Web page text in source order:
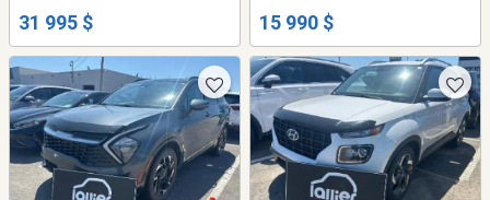
31 995 $ 15 990 $